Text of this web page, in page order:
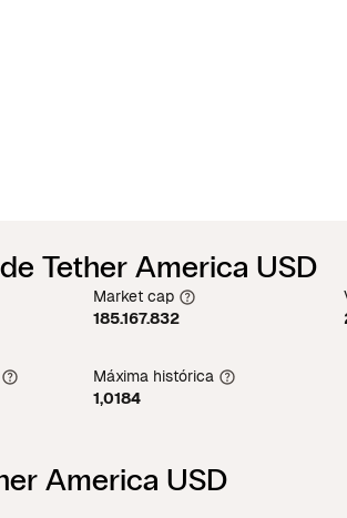
Tether America USD
Market cap
185.167.832
Máxima histórica
1,0184
America USD